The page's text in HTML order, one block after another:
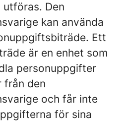
utföras. Den
kan använda
Ett
är en enhet som
personuppgifter
från den
och får inte
för sina